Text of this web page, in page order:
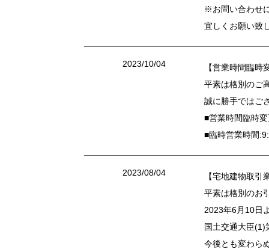
※お問い合わせ
宜しくお願い致
2023/10/04
【営業時間臨時
平素は格別のご
誠に勝手ではご
■営業時間臨時
■臨時営業時間
2023/08/04
【宅地建物取
平素は格別のお
2023年6月10日
国土交通大臣(1)
今後とも変わら